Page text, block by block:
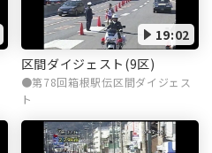
19:02
区間ダイジェスト(9区)
第78回箱根駅伝区間ダイジェス
ト